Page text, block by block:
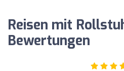
Reisen mit
Bewertungen